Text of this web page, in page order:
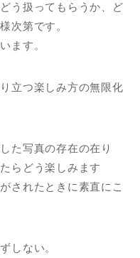
う扱ってもらうか、ど
次第です。
ます。
立つ楽しみ方の無限化
た写真の存在の在り
らどう楽しみます
されたときに素直にこ
しない。